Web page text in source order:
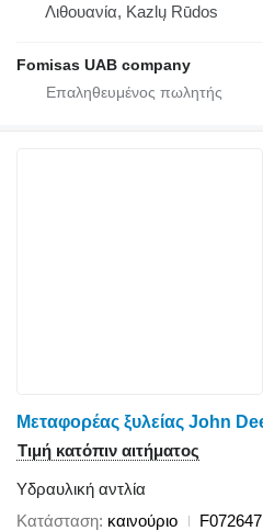
Λιθουανία, Kazlų Rūdos
Fomisas UAB company
Τιμή κατόπιν αιτήματος
Υδραυλική αντλία
Κατάσταση καινούριο
F072647